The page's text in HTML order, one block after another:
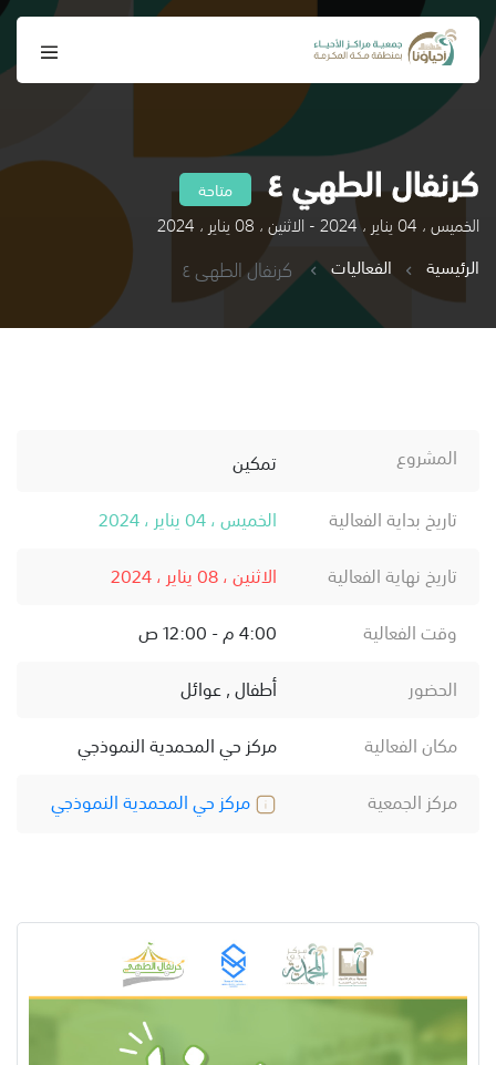
كرنفال الطهي ٤ متاحة
الخميس ، 04 يناير ، 2024 - الاثنين ، 08 يناير ، 2024
الرئيسية
الفعاليات كرنفال الطهي ٤
المشروع
تمكين
تاريخ بداية الفعالية
الخميس ، 04 يناير ، 2024
تاريخ نهاية الفعالية
الاثنين ، 08 يناير ، 2024
وقت الفعالية
4:00 م - 12:00 ص
الحضور
أطفال , عوائل
مكان الفعالية
مركز حي المحمدية النموذجي
مركز الجمعية
مركز حي المحمدية النموذجي